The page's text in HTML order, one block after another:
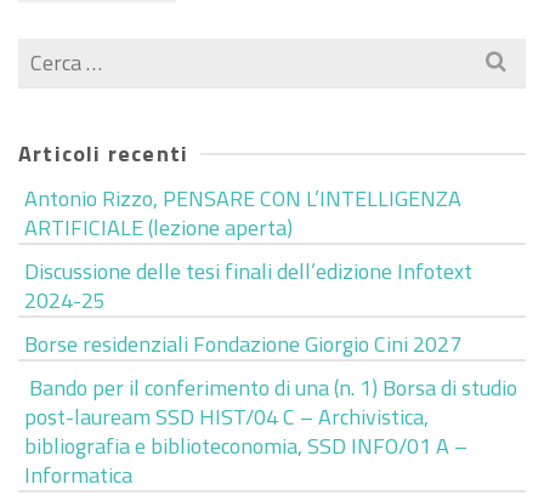
Cerca
per:
Articoli recenti
Antonio Rizzo, PENSARE CON L’INTELLIGENZA
ARTIFICIALE (lezione aperta)
Discussione delle tesi finali dell’edizione Infotext
2024-25
Borse residenziali Fondazione Giorgio Cini 2027
Bando per il conferimento di una (n. 1) Borsa di studio
post-lauream SSD HIST/04 C – Archivistica,
bibliografia e biblioteconomia, SSD INFO/01 A –
Informatica